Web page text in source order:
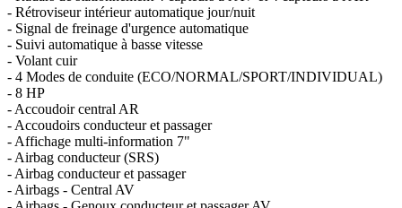
- Rétroviseur intérieur automatique jour/nuit
- Signal de freinage d'urgence automatique
- Suivi automatique à basse vitesse
- Volant cuir
- 4 Modes de conduite (ECO/NORMAL/SPORT/INDIVIDUAL)
- 8 HP
- Accoudoir central AR
- Accoudoirs conducteur et passager
- Affichage multi-information 7"
- Airbag conducteur (SRS)
- Airbag conducteur et passager
- Airbags - Central AV